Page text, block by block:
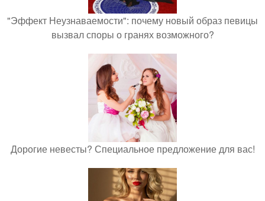
"Эффект Неузнаваемости": почему новый образ певицы
вызвал споры о гранях возможного?
Дорогие невесты? Специальное предложение для вас!